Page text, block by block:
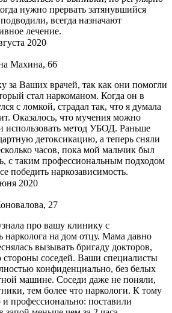
нужно прервать затянувшийся
всегда назначают
лечение.
2020
Махина, 66
за Ваших врачей, так как они помогли
стал наркоманом. Когда он в
с ломкой, страдал так, что я думала
Оказалось, что мучения можно
использовать метод УБОД. Раньше
детоксикацию, а теперь сняли
часов, пока мой мальчик был
с таким профессиональным подходом
победить наркозависимость.
2020
27
про вашу клинику с
нарколога на дом отцу. Мама давно
вызывать бригаду докторов,
стороны соседей. Ваши специалисты
конфиденциально, без белых
машине. Соседи даже не поняли,
тем более что наркологи. К тому
профессионально: поставили